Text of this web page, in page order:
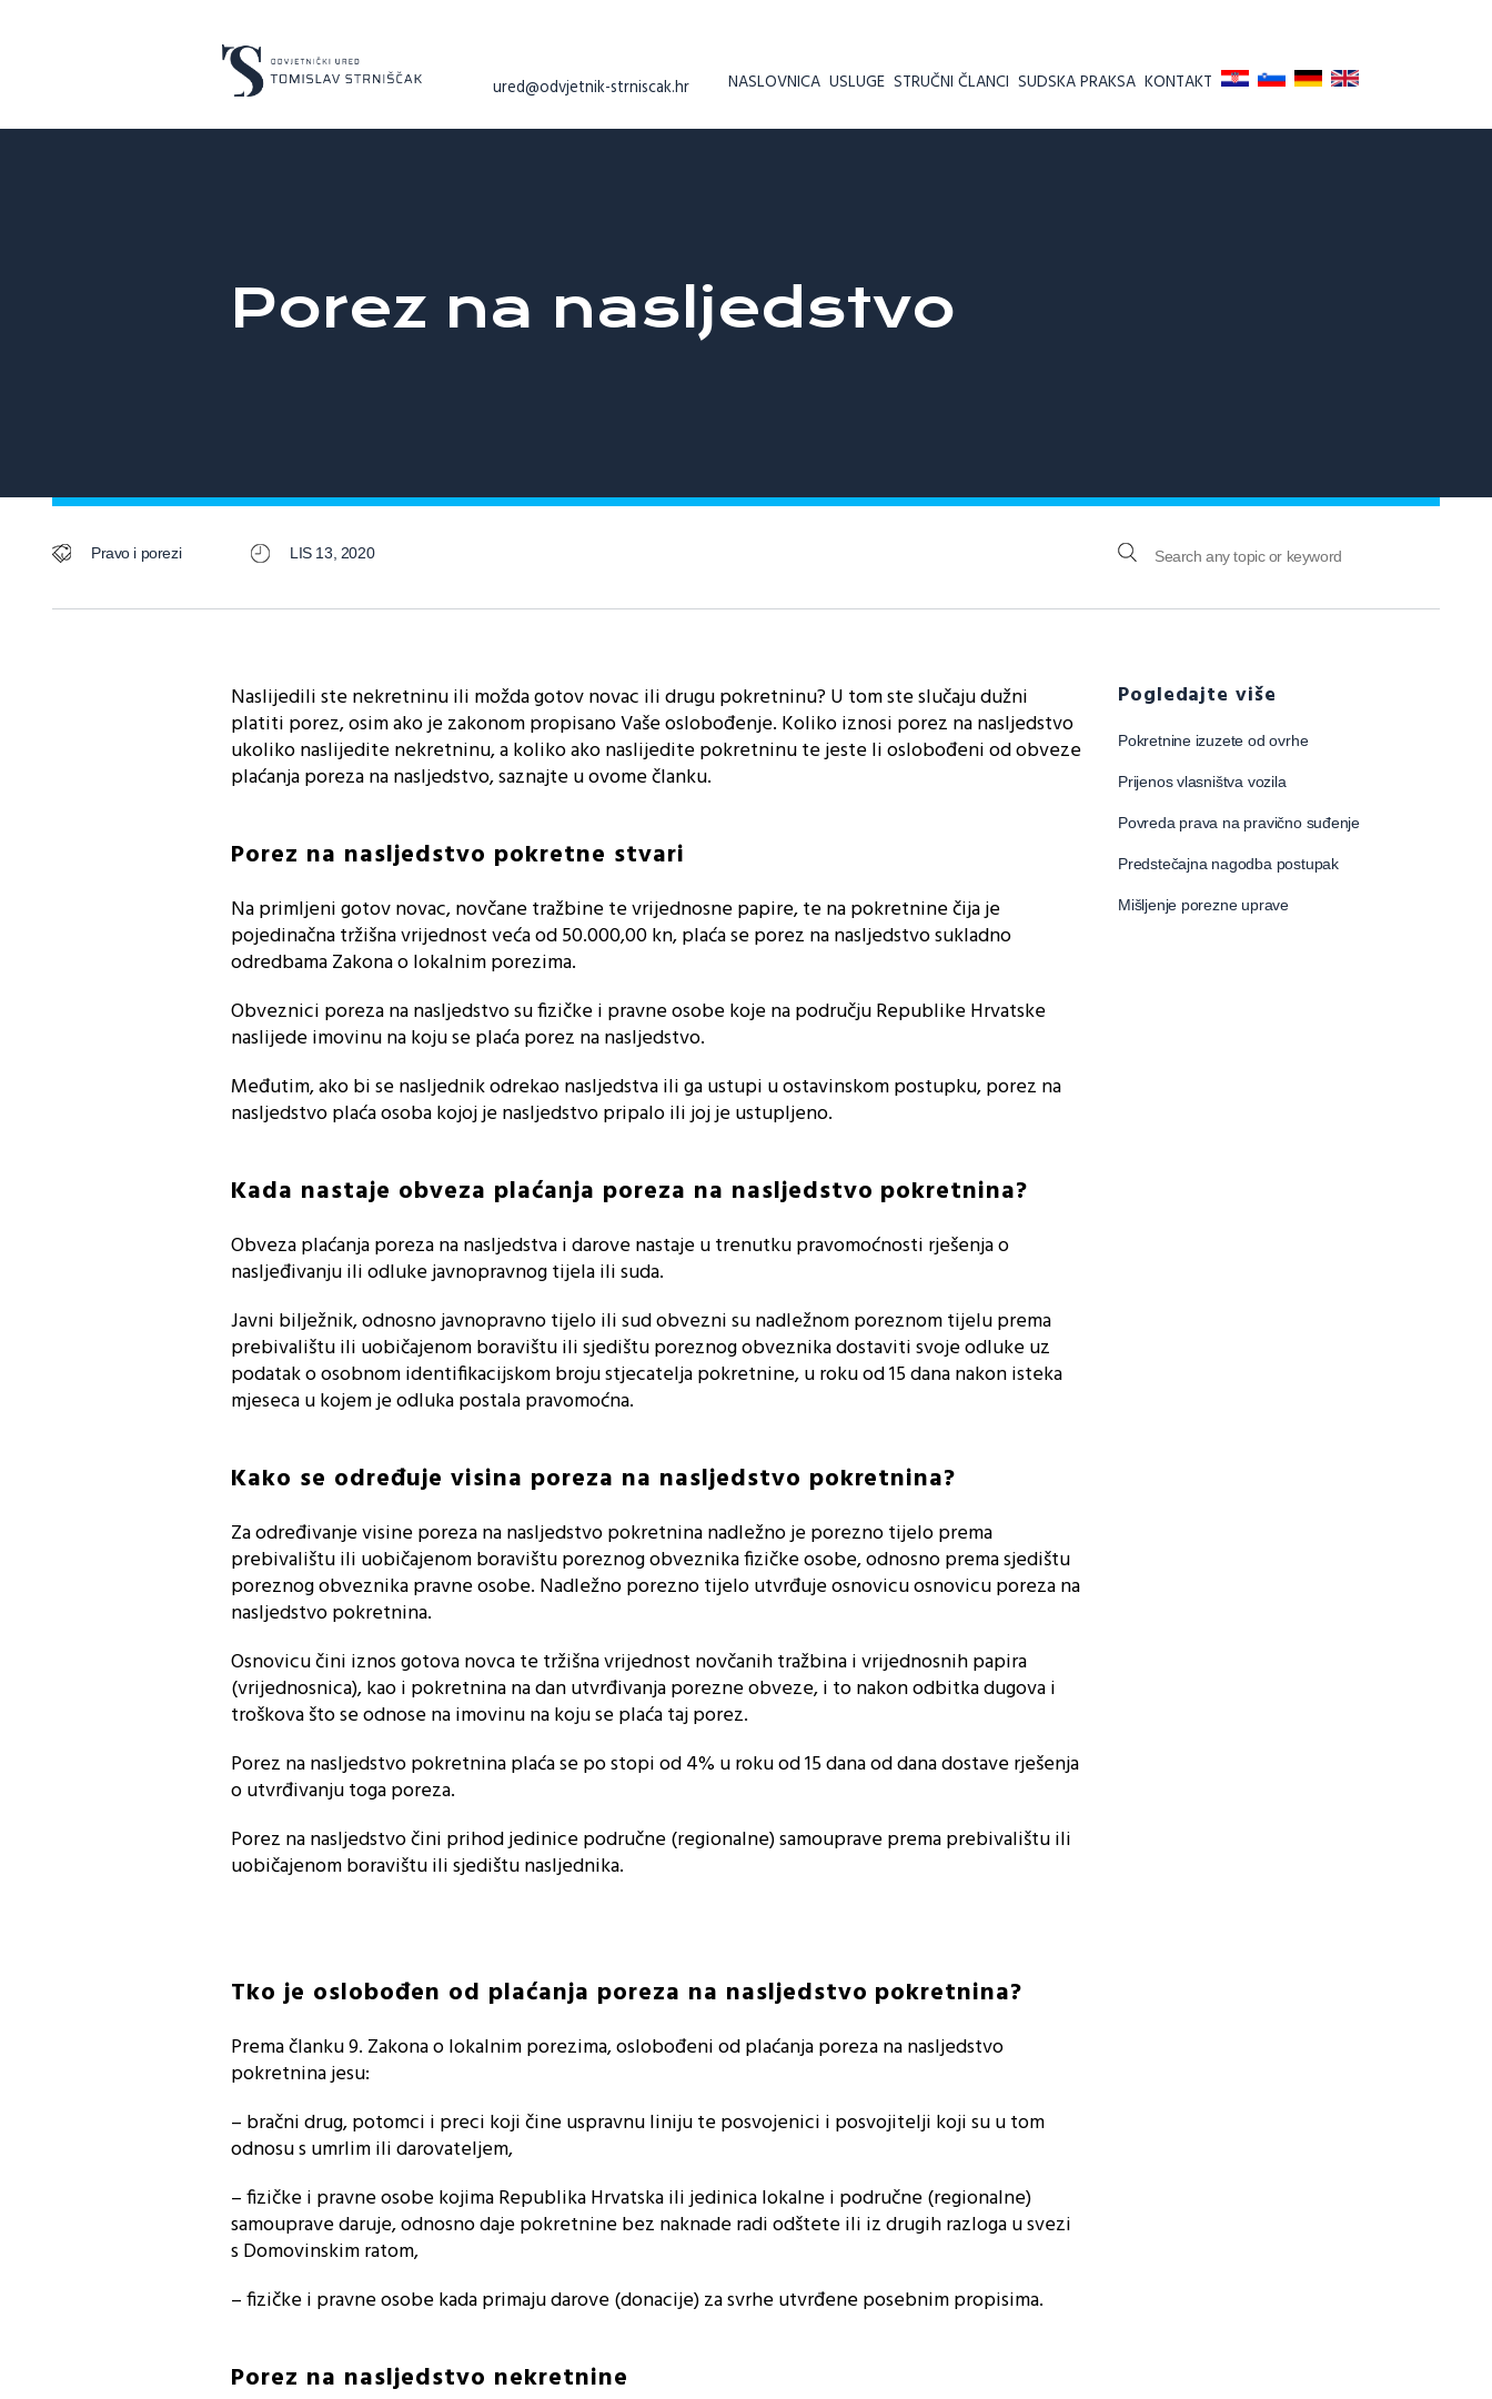
NASLOVNICA USLUGE STRUČNI ČLANCI SUDSKA PRAKSA KONTAKT
ured@odvjetnik-strniscak.hr
Porez na nasljedstvo
Pravo i porezi LIS 13, 2020
Naslijedili ste nekretninu ili možda gotov novac ili drugu pokretninu? U tom ste slučaju dužni
platiti porez, osim ako je zakonom propisano Vaše oslobođenje. Koliko iznosi porez na nasljedstvo
ukoliko naslijedite nekretninu, a koliko ako naslijedite pokretninu te jeste li oslobođeni od obveze
plaćanja poreza na nasljedstvo, saznajte u ovome članku.
Porez na nasljedstvo pokretne stvari
Na primljeni gotov novac, novčane tražbine te vrijednosne papire, te na pokretnine čija je
pojedinačna tržišna vrijednost veća od 50.000,00 kn, plaća se porez na nasljedstvo sukladno
odredbama Zakona o lokalnim porezima.
Obveznici poreza na nasljedstvo su fizičke i pravne osobe koje na području Republike Hrvatske
naslijede imovinu na koju se plaća porez na nasljedstvo.
Međutim, ako bi se nasljednik odrekao nasljedstva ili ga ustupi u ostavinskom postupku, porez na
nasljedstvo plaća osoba kojoj je nasljedstvo pripalo ili joj je ustupljeno.
Kada nastaje obveza plaćanja poreza na nasljedstvo pokretnina?
Obveza plaćanja poreza na nasljedstva i darove nastaje u trenutku pravomoćnosti rješenja o
nasljeđivanju ili odluke javnopravnog tijela ili suda.
Javni bilježnik, odnosno javnopravno tijelo ili sud obvezni su nadležnom poreznom tijelu prema
prebivalištu ili uobičajenom boravištu ili sjedištu poreznog obveznika dostaviti svoje odluke uz
podatak o osobnom identifikacijskom broju stjecatelja pokretnine, u roku od 15 dana nakon isteka
mjeseca u kojem je odluka postala pravomoćna.
Kako se određuje visina poreza na nasljedstvo pokretnina?
Za određivanje visine poreza na nasljedstvo pokretnina nadležno je porezno tijelo prema
prebivalištu ili uobičajenom boravištu poreznog obveznika fizičke osobe, odnosno prema sjedištu
poreznog obveznika pravne osobe. Nadležno porezno tijelo utvrđuje osnovicu osnovicu poreza na
nasljedstvo pokretnina.
Osnovicu čini iznos gotova novca te tržišna vrijednost novčanih tražbina i vrijednosnih papira
(vrijednosnica), kao i pokretnina na dan utvrđivanja porezne obveze, i to nakon odbitka dugova i
troškova što se odnose na imovinu na koju se plaća taj porez.
Porez na nasljedstvo pokretnina plaća se po stopi od 4% u roku od 15 dana od dana dostave rješenja
o utvrđivanju toga poreza.
Porez na nasljedstvo čini prihod jedinice područne (regionalne) samouprave prema prebivalištu ili
uobičajenom boravištu ili sjedištu nasljednika.
Tko je oslobođen od plaćanja poreza na nasljedstvo pokretnina?
Prema članku 9. Zakona o lokalnim porezima, oslobođeni od plaćanja poreza na nasljedstvo
pokretnina jesu:
– bračni drug, potomci i preci koji čine uspravnu liniju te posvojenici i posvojitelji koji su u tom
odnosu s umrlim ili darovateljem,
– fizičke i pravne osobe kojima Republika Hrvatska ili jedinica lokalne i područne (regionalne)
samouprave daruje, odnosno daje pokretnine bez naknade radi odštete ili iz drugih razloga u svezi
s Domovinskim ratom,
– fizičke i pravne osobe kada primaju darove (donacije) za svrhe utvrđene posebnim propisima.
Porez na nasljedstvo nekretnine
Pogledajte više
Pokretnine izuzete od ovrhe
Prijenos vlasništva vozila
Povreda prava na pravično suđenje
Predstečajna nagodba postupak
Mišljenje porezne uprave